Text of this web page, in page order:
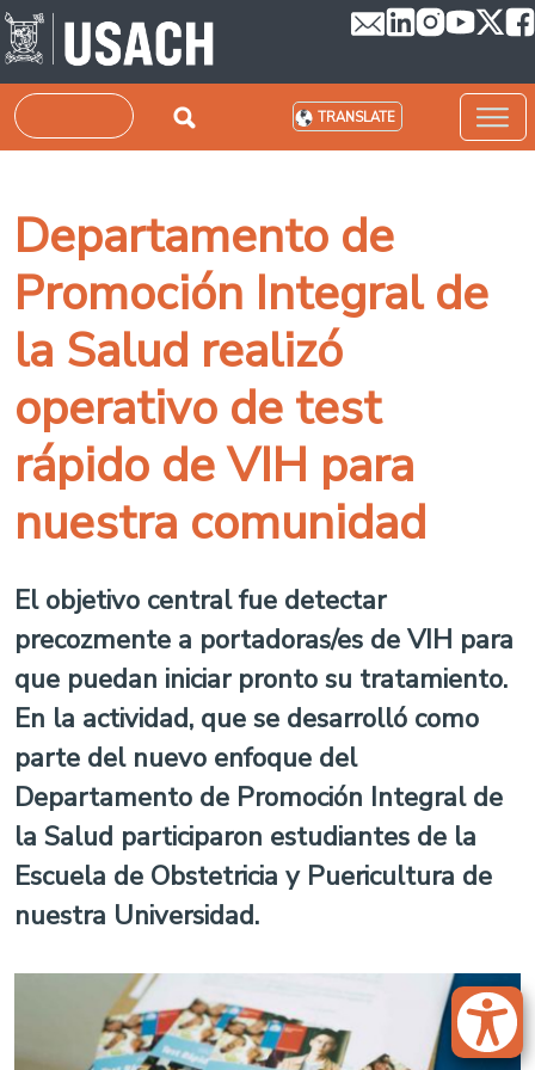
Skip to main content
Search TRANSLATE
Departamento de
Promoción Integral de
la Salud realizó
operativo de test
rápido de VIH para
nuestra comunidad
El objetivo central fue detectar
precozmente a portadoras/es de VIH para
que puedan iniciar pronto su tratamiento.
En la actividad, que se desarrolló como
parte del nuevo enfoque del
Departamento de Promoción Integral de
la Salud participaron estudiantes de la
Escuela de Obstetricia y Puericultura de
nuestra Universidad.